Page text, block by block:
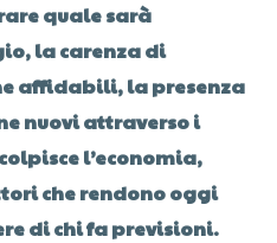
quale sarà
la carenza di
affidabili, la presenza
nuovi attraverso i
l’economia,
che rendono oggi
di chi fa previsioni.